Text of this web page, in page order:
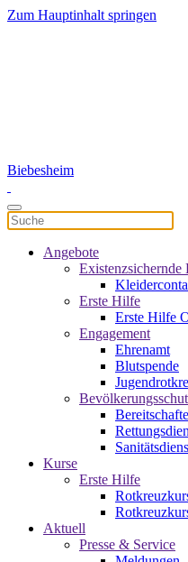
Zum Hauptinhalt springen
Biebesheim
Angebote
Existenzsichernde
Erste Hilfe
Erste Hilfe
Engagement
Ehrenamt
Blutspende
Kurse
Erste Hilfe
Aktuell
Presse & Service